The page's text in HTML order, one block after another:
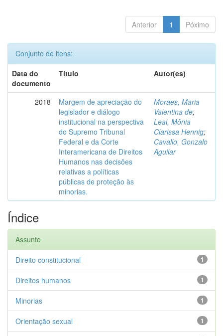
Anterior 1 Póximo
Conjunto de itens:
Data do
documento
Título Autor(es)
2018
Margem de apreciação do
legislador e diálogo
institucional na perspectiva
do Supremo Tribunal
Federal e da Corte
Interamericana de Direitos
Humanos nas decisões
relativas a políticas
públicas de proteção às
minorias.
Moraes, Maria
Valentina de;
Leal, Mônia
Clarissa Hennig;
Cavallo, Gonzalo
Aguilar
Índice
Assunto
1
Direito constitucional
1
Direitos humanos
1
Minorias
1
Orientação sexual